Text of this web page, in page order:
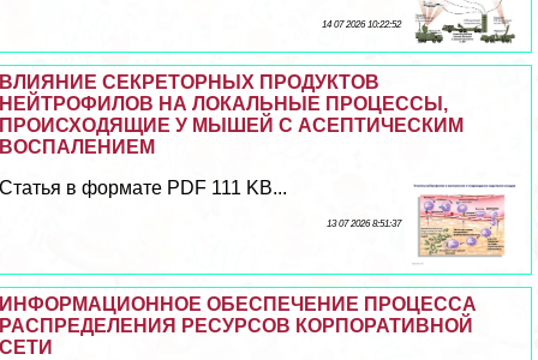
14 07 2026 10:22:52
ВЛИЯНИЕ СЕКРЕТОРНЫХ ПРОДУКТОВ
НЕЙТРОФИЛОВ НА ЛОКАЛЬНЫЕ ПРОЦЕССЫ,
ПРОИСХОДЯЩИЕ У МЫШЕЙ С АСЕПТИЧЕСКИМ
ВОСПАЛЕНИЕМ
Статья в формате PDF 111 KB...
13 07 2026 8:51:37
ИНФОРМАЦИОННОЕ ОБЕСПЕЧЕНИЕ ПРОЦЕССА
РАСПРЕДЕЛЕНИЯ РЕСУРСОВ КОРПОРАТИВНОЙ
СЕТИ